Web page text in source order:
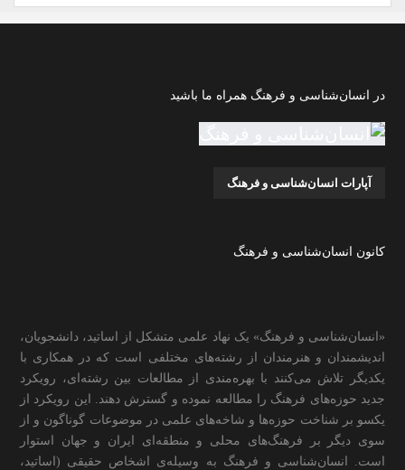
در انسان‌شناسی و فرهنگ همراه ما باشید
آپارات انسان‌شناسی و فرهنگ
کانون انسان‌شناسی و فرهنگ
«انسان‌شناسی و فرهنگ» یک نهاد علمی متشکل از اساتید، دانشجویان،
اندیشمندان و هنرمندان از رشته‌های مختلفی است که در همکاری با
یکدیگر تلاش می‌کنند با بهره‌مندی از مطالعات بین رشته‌ای، رویکرد
جدید حوزه‌های فرهنگ را مطالعه نموده و گسترش دهند. این رویکرد از
یکسو بر شناخت حوزه‌ها و شاخه‌های علمی در موضوعات گوناگون و از
سوی دیگر بر فرهنگ‌های محلی و منطقه‌ای ایران و جهان استوار
است. انسان‌شناسی و فرهنگ به وسیله‌ی اشخاص حقیقی (اساتید،